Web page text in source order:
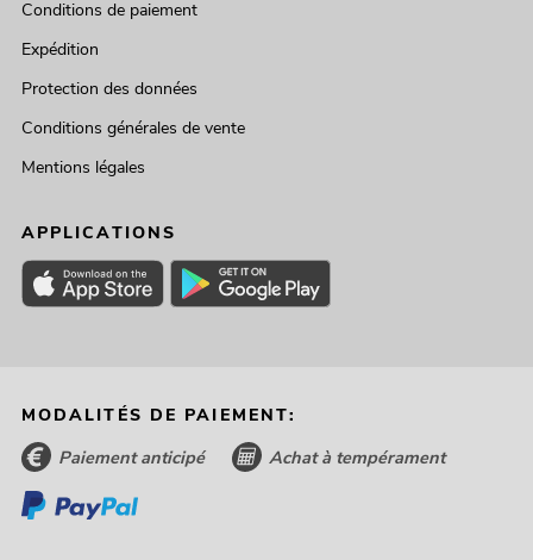
Conditions de paiement
Expédition
Protection des données
Conditions générales de vente
Mentions légales
APPLICATIONS
MODALITÉS DE PAIEMENT:
Paiement anticipé Achat à tempérament